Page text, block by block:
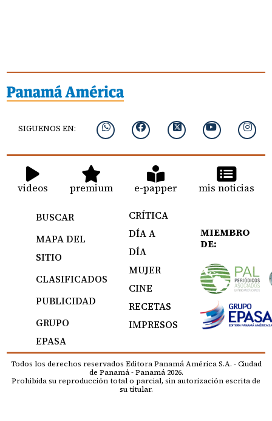
SIGUENOS EN:
videos premium e-papper mis noticias
BUSCAR
MAPA DEL
SITIO
CLASIFICADOS
PUBLICIDAD
GRUPO
EPASA
CRÍTICA
DÍA A
DÍA
MUJER
CINE
RECETAS
IMPRESOS
MIEMBRO
DE:
Todos los derechos reservados Editora Panamá América S.A. - Ciudad
de Panamá - Panamá 2026.
Prohibida su reproducción total o parcial, sin autorización escrita de
su titular.